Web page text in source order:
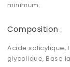
minimum.
Composition :
Acide salicylique,
glycolique, Base